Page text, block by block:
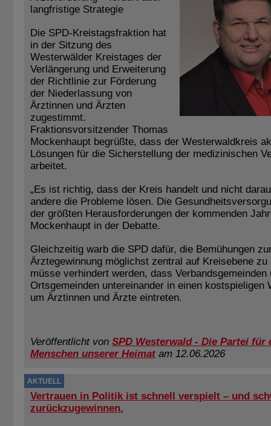
langfristige Strategie
Die SPD-Kreistagsfraktion hat
in der Sitzung des
Westerwälder Kreistages der
Verlängerung und Erweiterung
der Richtlinie zur Förderung
der Niederlassung von
Ärztinnen und Ärzten
zugestimmt.
Fraktionsvorsitzender Thomas
Mockenhaupt begrüßte, dass der Westerwaldkreis
Lösungen für die Sicherstellung der medizinischen
arbeitet.
„Es ist richtig, dass der Kreis handelt und nicht
andere die Probleme lösen. Die
der größten Herausforderungen der kommenden
Mockenhaupt in der Debatte.
Gleichzeitig warb die SPD dafür, die Bemühungen
Ärztegewinnung möglichst zentral auf Kreisebene zu
müsse verhindert werden, dass Verbandsgemeinden
Ortsgemeinden untereinander in einen kostspieligen
um Ärztinnen und Ärzte eintreten.
Veröffentlicht von SPD Westerwald - Die Partei für
Menschen unserer Heimat am 12.06.2026
AKTUELL
Vertrauen in Politik ist schnell verspielt – und
zurückzugewinnen.